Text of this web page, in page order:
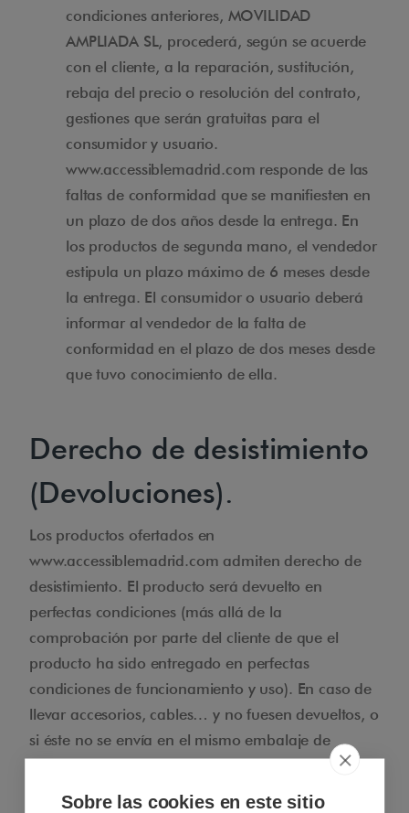
condiciones anteriores, MOVILIDAD
AMPLIADA SL, procederá, según se acuerde
con el cliente, a la reparación, sustitución,
rebaja del precio o resolución del contrato,
gestiones que serán gratuitas para el
consumidor y usuario.
www.accessiblemadrid.com responde de las
faltas de conformidad que se manifiesten en
un plazo de dos años desde la entrega. En
los productos de segunda mano, el vendedor
estipula un plazo máximo de 6 meses desde
la entrega. El consumidor o usuario deberá
informar al vendedor de la falta de
conformidad en el plazo de dos meses desde
que tuvo conocimiento de ella.
Derecho de desistimiento
(Devoluciones).
Los productos ofertados en
www.accessiblemadrid.com admiten derecho de
desistimiento. El producto será devuelto en
perfectas condiciones (más allá de la
comprobación por parte del cliente de que el
producto ha sido entregado en perfectas
condiciones de funcionamiento y uso). En caso de
llevar accesorios, cables… y no fuesen devueltos, o
si éste no se envía en el mismo embalaje de
origen, el producto podrá sufrir un demérito. El
plazo para desistir es de 14 días naturales desde la
Sobre las cookies en este sitio